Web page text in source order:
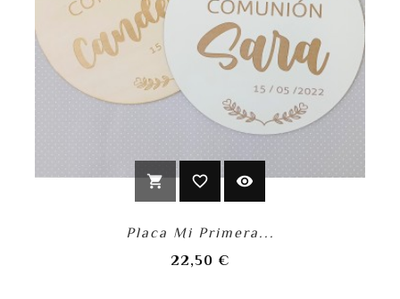
shopping_cart favorite_border visibility
Placa Mi Primera...
22,50 €